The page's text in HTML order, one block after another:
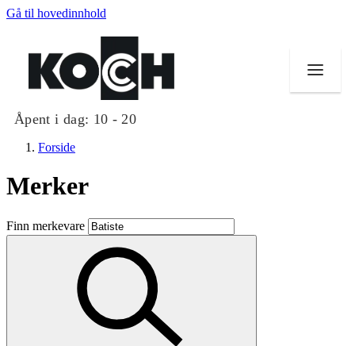
Gå til hovedinnhold
Åpent i dag: 10 - 20
Butikker
Mat og drikke
Aktiviteter
Forside
Merker
Finn merkevare